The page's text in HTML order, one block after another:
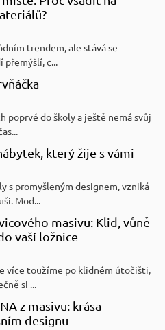
trendem, ale stává se
c...
poprvé do školy a ještě nemá svůj
který žije s vámi
s promyšleným designem, vzniká
Mod...
masivu: Klid, vůně
vaší ložnice
více toužíme po klidném útočišti,
si ...
z masivu: krása
designu